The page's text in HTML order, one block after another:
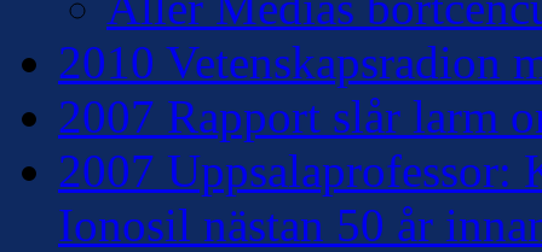
2010 Vetenskapsradion
2007 Rapport slår larm
2007 Uppsalaprofessor:
Ionosil nästan 50 år